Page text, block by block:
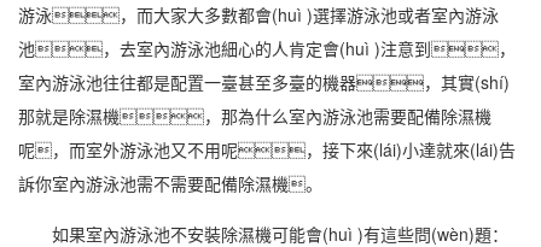
游泳，而大家大多數都會(huì )選擇游泳池或者室內游泳
池，去室內游泳池細心的人肯定會(huì )注意到，
室內游泳池往往都是配置一臺甚至多臺的機器，其實(shí)
那就是除濕機，那為什么室內游泳池需要配備除濕機
呢，而室外游泳池又不用呢，接下來(lái)小達就來(lái)告
訴你室內游泳池需不需要配備除濕機。
如果室內游泳池不安裝除濕機可能會(huì )有這些問(wèn)題：